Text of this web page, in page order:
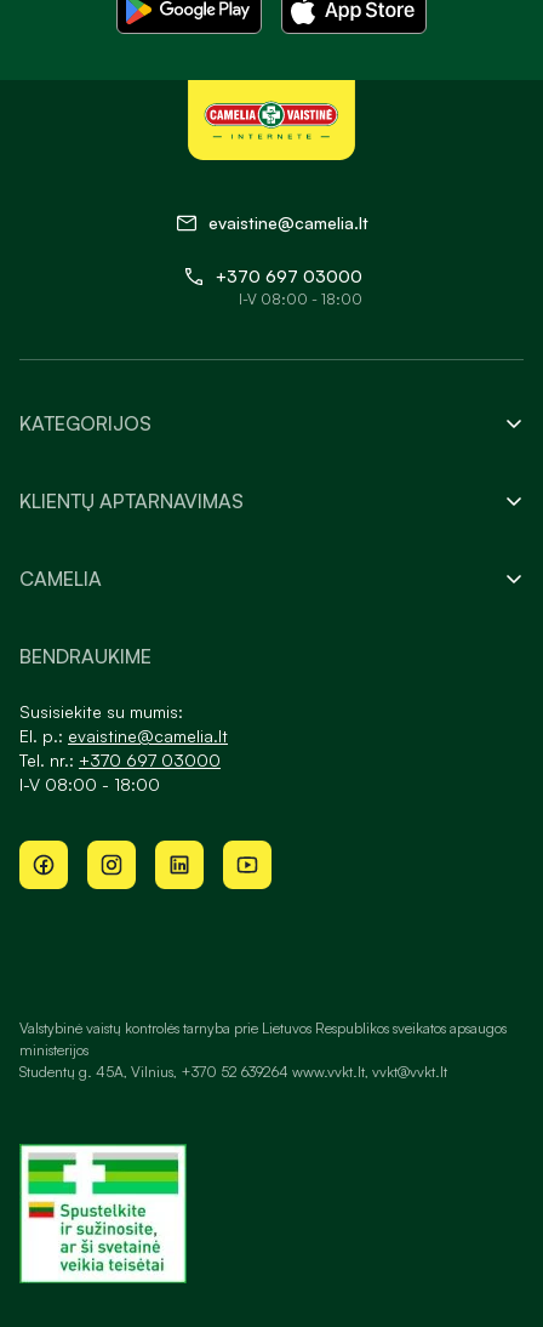
evaistine@camelia.lt
+370 697 03000
I-V 08:00 - 18:00
KATEGORIJOS
KLIENTŲ APTARNAVIMAS
CAMELIA
BENDRAUKIME
Susisiekite su mumis:
El. p.: evaistine@camelia.lt
Tel. nr.: +370 697 03000
I-V 08:00 - 18:00
Valstybinė vaistų kontrolės tarnyba prie Lietuvos Respublikos sveikatos apsaugos
ministerijos
Studentų g. 45A, Vilnius, +370 52 639264 www.vvkt.lt, vvkt@vvkt.lt